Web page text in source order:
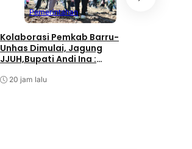
Pemerintahan
Kolaborasi Pemkab Barru-
Unhas Dimulai, Jagung
JJUH,Bupati Andi Ina :
20 jam lalu